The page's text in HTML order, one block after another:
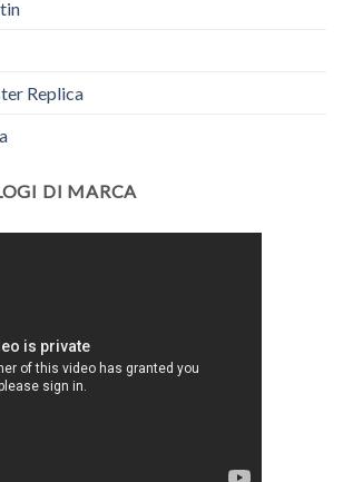
Replica
DI MARCA